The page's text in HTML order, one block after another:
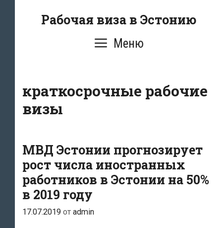
Рабочая виза в Эстонию
Меню
краткосрочные рабочие
визы
МВД Эстонии прогнозирует
рост числа иностранных
работников в Эстонии на 50%
в 2019 году
17.07.2019 от admin